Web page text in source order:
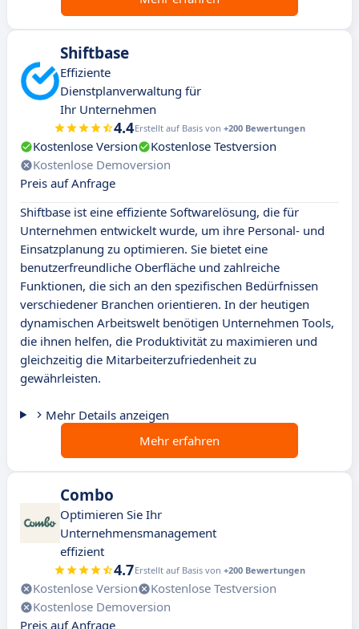
Shiftbase
Effiziente
Dienstplanverwaltung für
Ihr Unternehmen
4.4Erstellt auf Basis von +200 Bewertungen
Kostenlose Version
Kostenlose Testversion
Kostenlose Demoversion
Preis auf Anfrage
Shiftbase ist eine effiziente Softwarelösung, die für
Unternehmen entwickelt wurde, um ihre Personal- und
Einsatzplanung zu optimieren. Sie bietet eine
benutzerfreundliche Oberfläche und zahlreiche
Funktionen, die sich an den spezifischen Bedürfnissen
verschiedener Branchen orientieren. In der heutigen
dynamischen Arbeitswelt benötigen Unternehmen Tools,
die ihnen helfen, die Produktivität zu maximieren und
gleichzeitig die Mitarbeiterzufriedenheit zu
gewährleisten.
Mehr Details anzeigen
Mehr erfahren
Combo
Optimieren Sie Ihr
Unternehmensmanagement
effizient
4.7Erstellt auf Basis von +200 Bewertungen
Kostenlose Version
Kostenlose Testversion
Kostenlose Demoversion
Preis auf Anfrage